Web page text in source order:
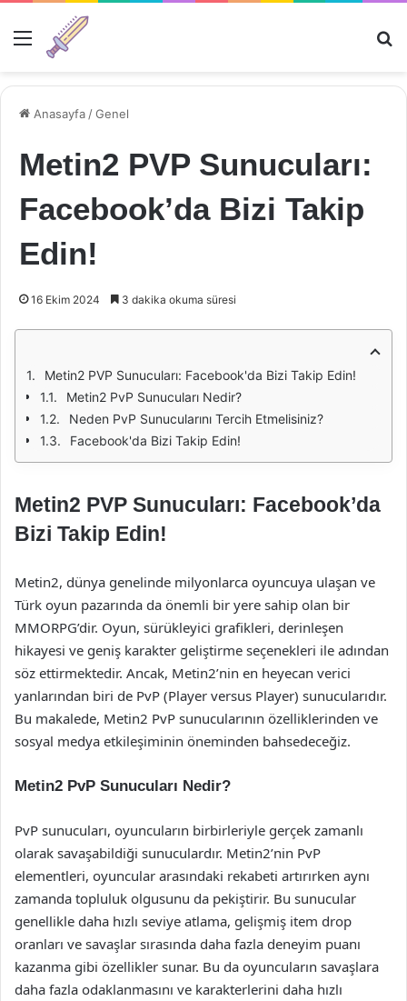
Menü
Anasayfa /Genel
Metin2 PVP Sunucuları:
Facebook’da Bizi Takip
Edin!
16 Ekim 2024 3 dakika okuma süresi
Metin2 PVP Sunucuları: Facebook'da Bizi Takip Edin!
Metin2 PvP Sunucuları Nedir?
Neden PvP Sunucularını Tercih Etmelisiniz?
Facebook'da Bizi Takip Edin!
Metin2 PVP Sunucuları: Facebook’da
Bizi Takip Edin!
Metin2, dünya genelinde milyonlarca oyuncuya ulaşan ve
Türk oyun pazarında da önemli bir yere sahip olan bir
MMORPG’dir. Oyun, sürükleyici grafikleri, derinleşen
hikayesi ve geniş karakter geliştirme seçenekleri ile adından
söz ettirmektedir. Ancak, Metin2’nin en heyecan verici
yanlarından biri de PvP (Player versus Player) sunucularıdır.
Bu makalede, Metin2 PvP sunucularının özelliklerinden ve
sosyal medya etkileşiminin öneminden bahsedeceğiz.
Metin2 PvP Sunucuları Nedir?
PvP sunucuları, oyuncuların birbirleriyle gerçek zamanlı
olarak savaşabildiği sunuculardır. Metin2’nin PvP
elementleri, oyuncular arasındaki rekabeti artırırken aynı
zamanda topluluk olgusunu da pekiştirir. Bu sunucular
genellikle daha hızlı seviye atlama, gelişmiş item drop
oranları ve savaşlar sırasında daha fazla deneyim puanı
kazanma gibi özellikler sunar. Bu da oyuncuların savaşlara
daha fazla odaklanmasını ve karakterlerini daha hızlı